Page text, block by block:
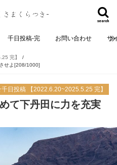
search
千日投稿-完 お問い合わせ サ
完】
せよ[208/1000]
日投稿 【2022.6.20~2025.5.25 完】
て下丹田に力を充実